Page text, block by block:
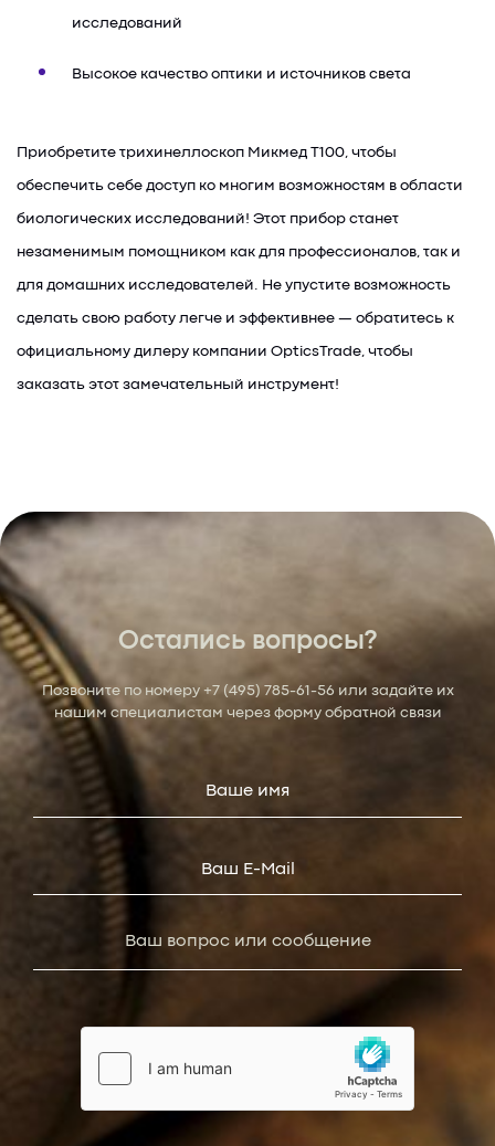
исследований
Высокое качество оптики и источников света
Приобретите трихинеллоскоп Микмед T100, чтобы
обеспечить себе доступ ко многим возможностям в области
биологических исследований! Этот прибор станет
незаменимым помощником как для профессионалов, так и
для домашних исследователей. Не упустите возможность
сделать свою работу легче и эффективнее — обратитесь к
официальному дилеру компании OpticsTrade, чтобы
заказать этот замечательный инструмент!
Остались вопросы?
Позвоните по номеру +7 (495) 785-61-56 или задайте их
нашим специалистам через форму обратной связи